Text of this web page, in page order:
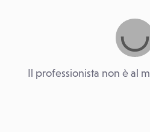
Il professionista non è al